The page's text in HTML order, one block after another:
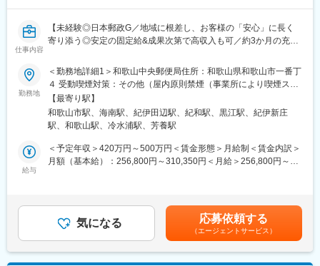
★年収750万円／経験4年／店長職／月給48万円＋賞与
変更の範囲：会社の定める業務
マートフォンや自宅のパソコンでセミナーや講義が視聴できる
KIYO Smart Banker（スマバン）も利用可能です。中小企業診断
など、行員のチャレンジ精神を存分に発揮できるサポート体制を
組んでいます。
■特徴・魅力
★さまざまな場面でコンサルティング機能を発揮
お客さまのさまざまな課題に対して、営業店と本部コンサルティ
ングセクションが連携する体制を構築しています。例えば、営業
推進本部（堺ビル）の『ピクシス営業室』では、地元企業のピク
★女性の活躍推進に積極的：育休取得率90％以上
厚生労働省から「子育てサポート企業」として認定され、「くる
極的な登用をはじめとする「ポジティブアクション」や「仕事と
仕事内容
【未経験◎日本郵政G／地域に根差し、お客様の「安心」に長く
寄り添う◎安定の固定給&成果次第で高収入も可／約3か月の充実
★未経験でも長期的にご活躍！
（1）約3か月の集合研修で同期とスタート★子育てなどで参加が
難しい方はリモートプログラムあり
└配属後も班体制で、教育トレーナーや先輩が日常的にフォロー
（2）営業・保険未経験で入社した社員が多数活躍中
└販売接客、事務、技術職、介護職など未経験スタートの社員が
多く定着・活躍中
└ノルマはなく上長と相談しながら目標設定。売上だけでなく、
お客様対応の質やアフターフォローなども含めて総合的に評価
勤務地
＜勤務地詳細1＞和歌山中央郵便局住所：和歌山県和歌山市一番丁
４ 受動喫煙対策：その他（屋内原則禁煙（事業所により喫煙スペ
ースあり））＜勤務地詳細2＞海南郵便局住所：和歌山県海南市船
尾２００ 受動喫煙対策：その他（屋内原則禁煙（事業所により喫
煙スペースあり））＜勤務地詳細3＞田辺郵便局住所：和歌山県田
所により喫煙スペースあり））変更の範囲：他和歌山県内5カ所の
郵便局
【最寄り駅】
和歌山市駅、海南駅、紀伊田辺駅、紀和駅、黒江駅、紀伊新庄
駅、和歌山駅、冷水浦駅、芳養駅
給与
＜予定年収＞420万円～500万円＜賃金形態＞月給制＜賃金内訳＞
月額（基本給）：256,800円～310,350円＜月給＞256,800円～
当、都市部に勤務する社員に対する勤務地手当等を支給■詳細は社
内規程に基づき決定します。■昇給：年1回／賞与：年2回賃金は
あくまでも目安の金額であり、選考を通じて上下する可能性があ
ります。月給(月額)は固定手当を含めた表記です。
気になる 応募依頼する
（エージェントサービス）